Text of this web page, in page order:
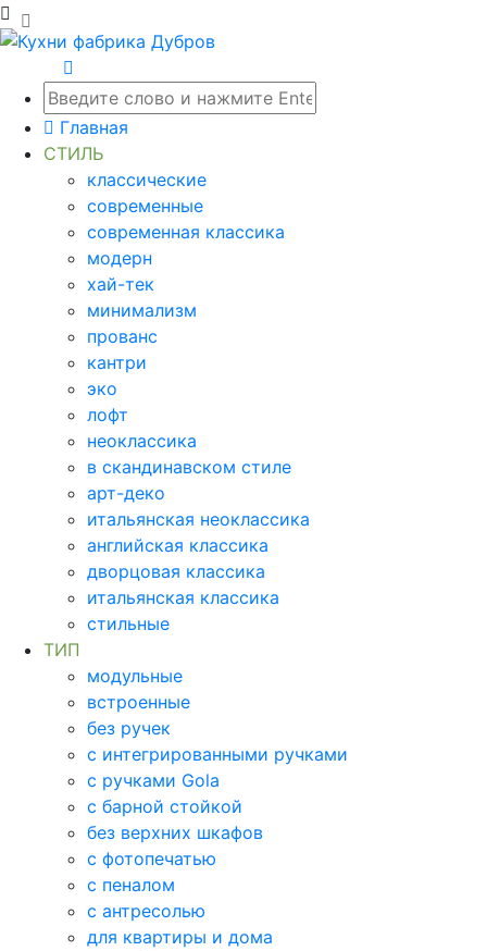
Главная
СТИЛЬ
классические
современные
современная классика
модерн
хай-тек
минимализм
прованс
кантри
эко
лофт
неоклассика
в скандинавском стиле
арт-деко
итальянская неоклассика
английская классика
дворцовая классика
итальянская классика
стильные
ТИП
модульные
встроенные
без ручек
с интегрированными ручками
с ручками Gola
с барной стойкой
без верхних шкафов
с фотопечатью
с пеналом
с антресолью
для квартиры и дома